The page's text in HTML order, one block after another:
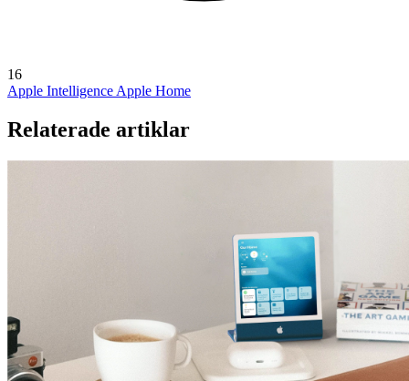
16
Apple Intelligence Apple Home
Relaterade artiklar